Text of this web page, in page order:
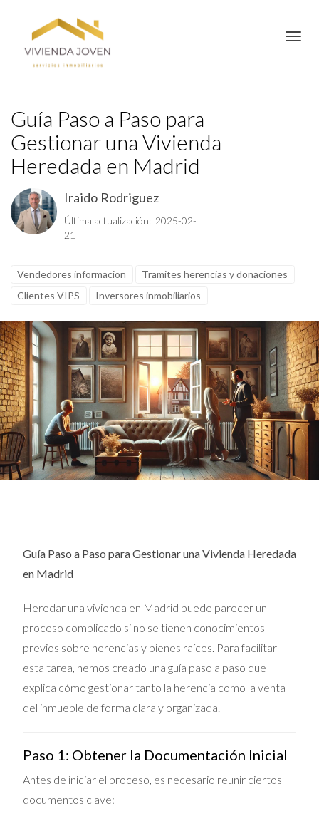
Guía Paso a Paso para
Gestionar una Vivienda
Heredada en Madrid
Iraido Rodriguez
Última actualización: 2025-02-
21
Vendedores informacion
Tramites herencias y donaciones
Clientes VIPS
Inversores inmobiliarios
Guía Paso a Paso para Gestionar una Vivienda Heredada
en Madrid
Heredar una vivienda en Madrid puede parecer un
proceso complicado si no se tienen conocimientos
previos sobre herencias y bienes raíces. Para facilitar
esta tarea, hemos creado una guía paso a paso que
explica cómo gestionar tanto la herencia como la venta
del inmueble de forma clara y organizada.
Paso 1: Obtener la Documentación Inicial
Antes de iniciar el proceso, es necesario reunir ciertos
documentos clave: